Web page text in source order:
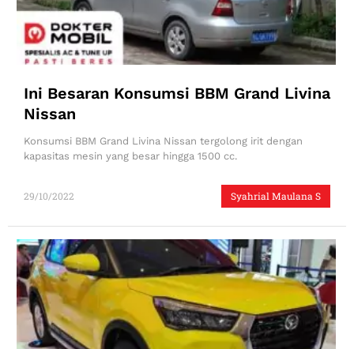
Ini Besaran Konsumsi BBM Grand Livina
Nissan
Syahrial Maulana S
29/10/2022
Konsumsi BBM Grand Livina Nissan tergolong irit dengan
kapasitas mesin yang besar hingga 1500 cc.